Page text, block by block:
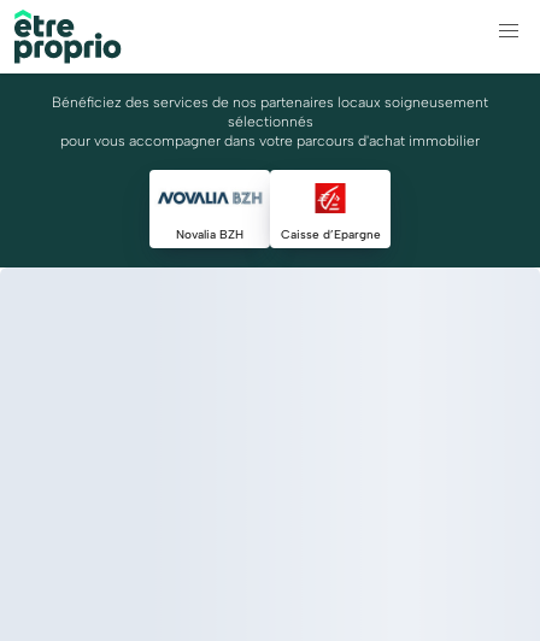
Bénéficiez des services de nos partenaires locaux soigneusement
sélectionnés
pour vous accompagner dans votre parcours d'achat immobilier
Novalia BZH Caisse d’Epargne